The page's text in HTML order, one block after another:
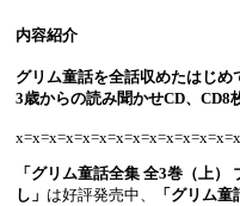
内容紹介
グリム童話を全話収めたはじめ
3歳からの読み聞かせCD、CD8
「グリム童話全集 全3巻（上
し」 は好評発売中、
「グリム